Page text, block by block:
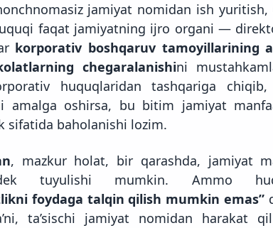
jamiyat nomidan ish
faqat jamiyatning ijro organi —
korporativ boshqaruv tamoyillarining
chegaralanishini
huquqlaridan tashqariga
amalga oshirsa, bu bitim jamiyat
sifatida baholanishi lozim.
, mazkur holat, bir qarashda, jamiyat
tuyulishi mumkin. Ammo
foydaga talqin qilish mumkin emas”
ta’sischi jamiyat nomidan harakat